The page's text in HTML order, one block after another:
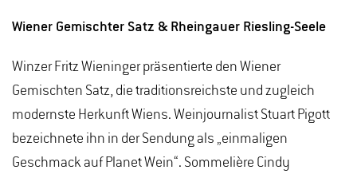
Wiener Gemischter Satz & Rheingauer Riesling-Seele
Winzer Fritz Wieninger präsentierte den Wiener
Gemischten Satz, die traditionsreichste und zugleich
modernste Herkunft Wiens. Weinjournalist Stuart Pigott
bezeichnete ihn in der Sendung als „einmaligen
Geschmack auf Planet Wein“. Sommelière Cindy